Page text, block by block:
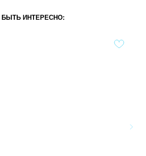
ИНТЕРЕСНО: